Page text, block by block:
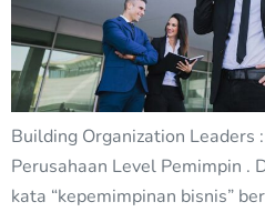
Building Organization Leaders
Perusahaan Level Pemimpin .
kata “kepemimpinan bisnis”